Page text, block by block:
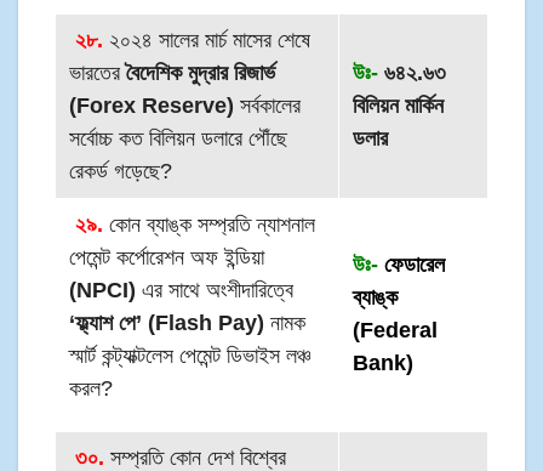
২৮. ২০২৪ সালের মার্চ মাসের শেষে
ভারতেরবৈদেশিক মুদ্রার রিজার্ভ
(Forex Reserve) সর্বকালের
সর্বোচ্চ কত বিলিয়ন ডলারে পৌঁছে
রেকর্ড গড়েছে?
উঃ- ৬৪২.৬৩
বিলিয়ন মার্কিন
ডলার
২৯. কোন ব্যাঙ্ক সম্প্রতি ন্যাশনাল
পেমেন্ট কর্পোরেশন অফ ইন্ডিয়া
(NPCI) এর সাথে অংশীদারিত্বে
‘ফ্ল্যাশ পে’ (Flash Pay) নামক
স্মার্ট কন্ট্যাক্টলেস পেমেন্ট ডিভাইস লঞ্চ
করল?
উঃ- ফেডারেল
ব্যাঙ্ক
(Federal
Bank)
৩০. সম্প্রতি কোন দেশ বিশ্বের